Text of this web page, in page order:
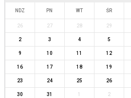
NDZ PN WT ŚR
26 27 28 29
2 3 4 5
9 10 11 12
16 17 18 19
23 24 25 26
30 31 2